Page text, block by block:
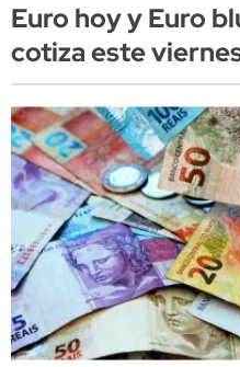
Euro hoy y Euro
cotiza este